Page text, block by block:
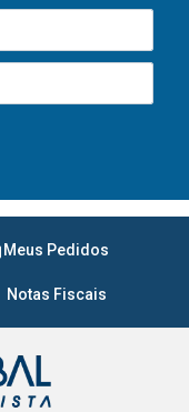
Meus Pedidos
Notas Fiscais